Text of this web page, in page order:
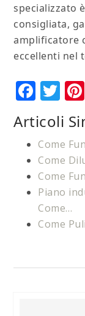
specializzato
consigliata,
amplificatore
eccellenti nel
Articoli
Come
Come
Come
Piano
Come…
Come